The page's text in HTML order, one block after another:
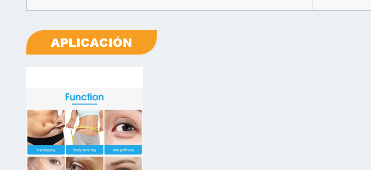
APLICACIÓN